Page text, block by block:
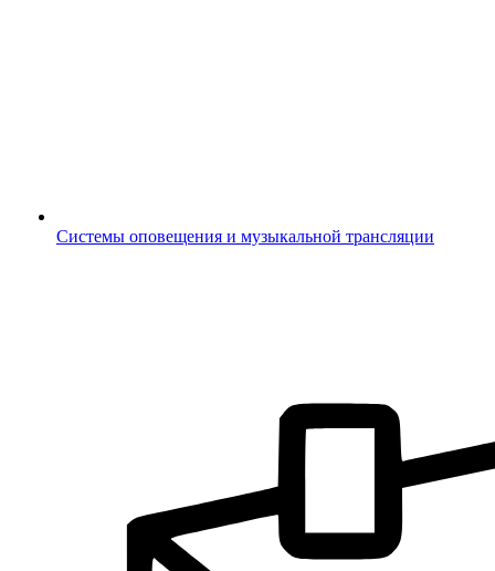
Системы оповещения и музыкальной трансляции